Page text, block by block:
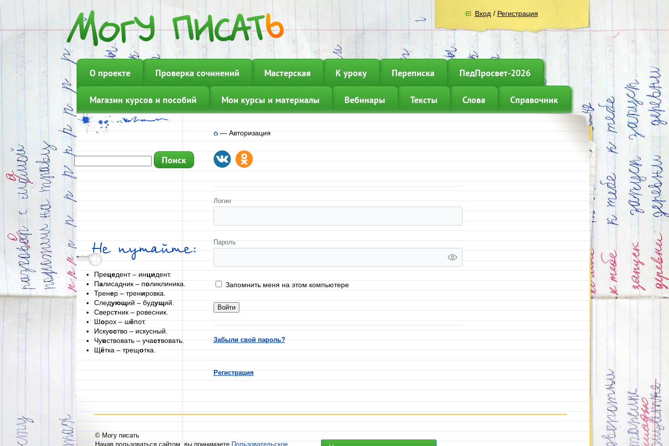
Вход / Регистрация
О проекте Проверка сочинений Мастерская К уроку Переписка ПедПросвет-2026
Магазин курсов и пособий Мои курсы и материалы Вебинары Тексты Слова Справочник
Не путайте:
Прецедент – инцидент.
Палисадник – поликлиника.
Тренер – тренировка.
Следующий – будущий.
Сверстник – ровесник.
Шорох – шёпот.
Искусство – искусный.
Чувствовать – участвовать.
Щётка – трещотка.
—Авторизация
Логин
Пароль
Запомнить меня на этом компьютере
Забыли свой пароль?
Регистрация
© Могу писать
Начав пользоваться сайтом, вы принимаете Пользовательское